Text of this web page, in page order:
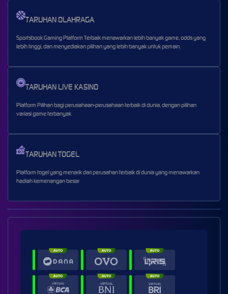
TARUHAN OLAHRAGA
Sportsbook Gaming Platform Terbaik menawarkan lebih banyak game, odds yang
lebih tinggi, dan menyediakan pilihan yang lebih banyak untuk pemain.
TARUHAN LIVE KASINO
Platform Pilihan bagi perusahaan-perusahaan terbaik di dunia, dengan pilihan
variasi game terbanyak
TARUHAN TOGEL
Platform togel yang menarik dari perusahan terbaik di dunia yang menawarkan
hadiah kemenangan besar